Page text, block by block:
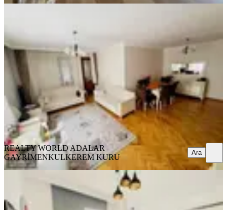
Sokak Ara Kat Kiralık Daire
İstanbul, Maltepe
3.5+1·135 m² 07.08.2026
52.000 ₺
REALTY WORLD ADALAR GAYRİMENKUL
Ara
REALTY WORLD ADALAR
GAYRİMENKULKEREM KURU Ara
Sercan Yurtseven'den Nish Adalarda
1+1 Bahçe Katı